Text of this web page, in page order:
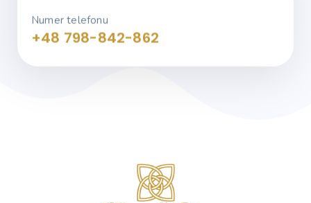
Numer telefonu
+48 798-842-862